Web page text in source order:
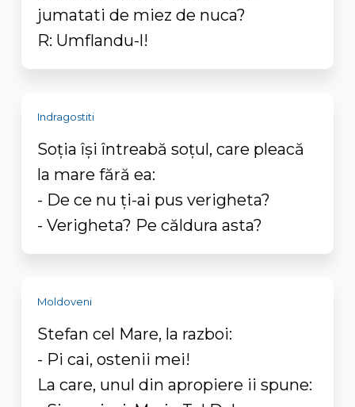
jumatati de miez de nuca?
R: Umflandu-l!
Indragostiti
Soţia îşi întreabă soţul, care pleacă
la mare fără ea:
- De ce nu ţi-ai pus verigheta?
- Verigheta? Pe căldura asta?
Moldoveni
Stefan cel Mare, la razboi:
- Pi cai, ostenii mei!
La care, unul din apropiere ii spune: